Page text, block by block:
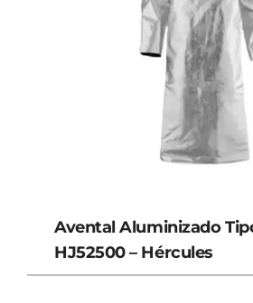
Avental Aluminizado
HJ52500 – Hércules